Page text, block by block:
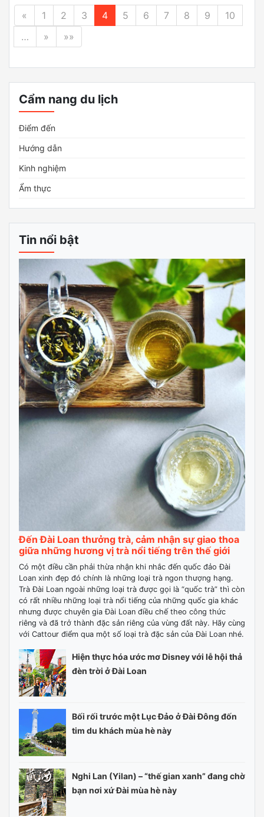
Cẩm nang du lịch
Điểm đến
Hướng dẫn
Kinh nghiệm
Ẩm thực
Tin nổi bật
Đến Đài Loan thưởng trà, cảm nhận sự giao thoa
giữa những hương vị trà nổi tiếng trên thế giới
Có một điều cần phải thừa nhận khi nhắc đến quốc đảo Đài
Loan xinh đẹp đó chính là những loại trà ngon thượng hạng.
Trà Đài Loan ngoài những loại trà được gọi là “quốc trà” thì còn
có rất nhiều những loại trà nổi tiếng của những quốc gia khác
nhưng được chuyên gia Đài Loan điều chế theo công thức
riêng và đã trở thành đặc sản riêng của vùng đất này. Hãy cùng
với Cattour điểm qua một số loại trà đặc sản của Đài Loan nhé.
Hiện thực hóa ước mơ Disney với lễ hội thả
đèn trời ở Đài Loan
Bối rối trước một Lục Đảo ở Đài Đông đốn
tim du khách mùa hè này
Nghi Lan (Yilan) – “thế gian xanh” đang chờ
bạn nơi xứ Đài mùa hè này
« 1 2 3 4 5 6 7 8 9
10
…
» »»